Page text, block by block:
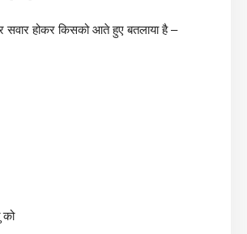
सवार होकर किसको आते हुए बतलाया है –